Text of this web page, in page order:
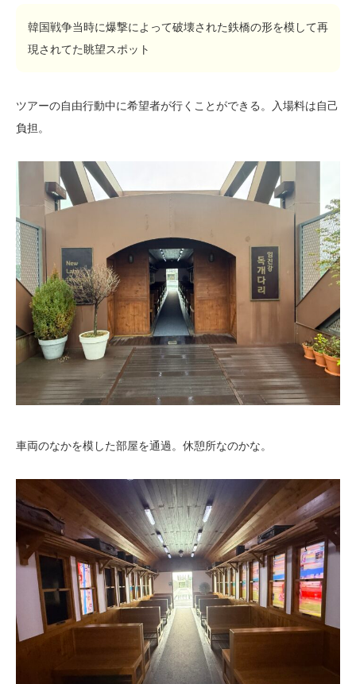
韓国戦争当時に爆撃によって破壊された鉄橋の形を模して再
現されてた眺望スポット
ツアーの自由行動中に希望者が行くことができる。入場料は自己
負担。
車両のなかを模した部屋を通過。休憩所なのかな。